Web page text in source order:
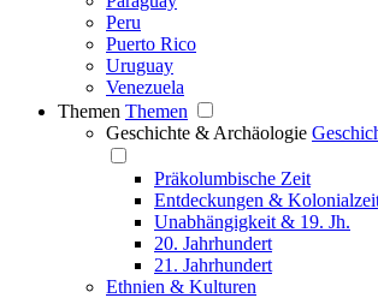
Peru
Puerto Rico
Uruguay
Venezuela
Themen Themen
Geschichte & Archäologie
Präkolumbische Zeit
Entdeckungen &
Unabhängigkeit & 19. Jh.
20. Jahrhundert
21. Jahrhundert
Ethnien & Kulturen